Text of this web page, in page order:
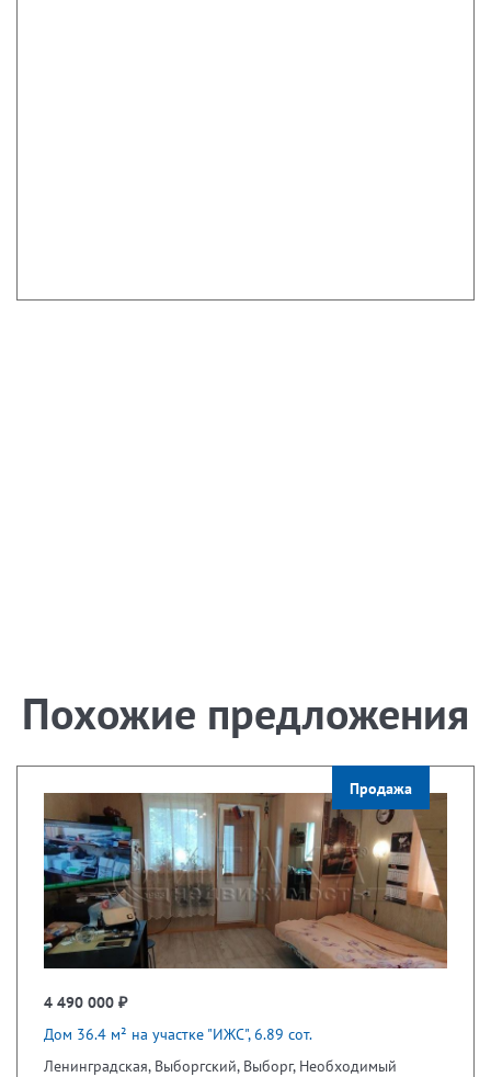
Похожие предложения
Продажа
4 490 000 ₽
Дом 36.4 м² на участке "ИЖС", 6.89 сот.
Ленинградская, Выборгский, Выборг, Необходимый